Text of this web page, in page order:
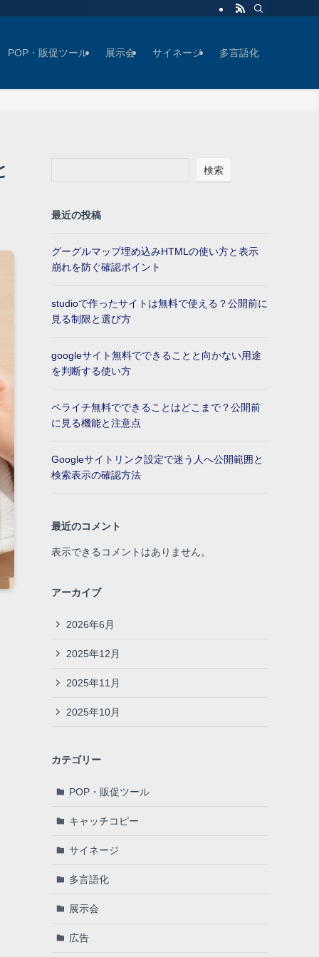
POP・販促ツール 展示会 サイネージ 多言語化
検索
最近の投稿
グーグルマップ埋め込みHTMLの使い方と表示
崩れを防ぐ確認ポイント
studioで作ったサイトは無料で使える？公開前に
見る制限と選び方
googleサイト無料でできることと向かない用途
を判断する使い方
ペライチ無料でできることはどこまで？公開前
に見る機能と注意点
Googleサイトリンク設定で迷う人へ公開範囲と
検索表示の確認方法
最近のコメント
表示できるコメントはありません。
アーカイブ
2026年6月
2025年12月
2025年11月
2025年10月
カテゴリー
POP・販促ツール
キャッチコピー
サイネージ
多言語化
展示会
広告